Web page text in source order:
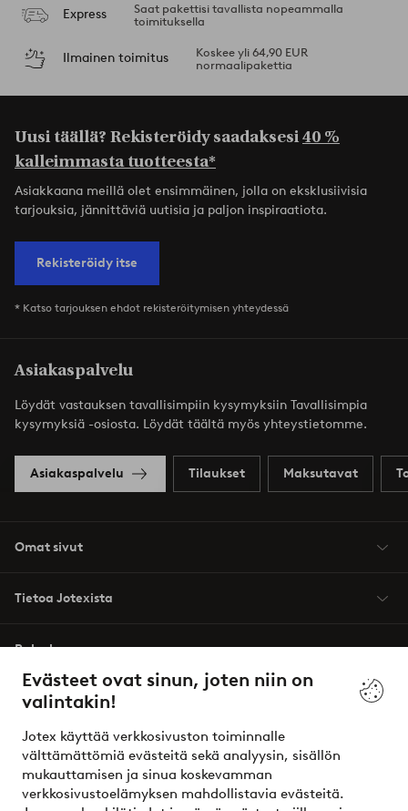
Evästeet ovat sinun, joten niin on
valintakin!
Jotex käyttää verkkosivuston toiminnalle
välttämättömiä evästeitä sekä analyysin, sisällön
mukauttamisen ja sinua koskevamman
verkkosivustoelämyksen mahdollistavia evästeitä.
Express
Saat pakettisi tavallista nopeammalla
toimituksella
Ilmainen toimitus
Koskee yli 64,90 EUR
normaalipakettia
Uusi täällä? Rekisteröidy saadaksesi40 %
kalleimmasta tuotteesta*
Asiakkaana meillä olet ensimmäinen, jolla on eksklusiivisia
tarjouksia, jännittäviä uutisia ja paljon inspiraatiota.
Rekisteröidy itse
* Katso tarjouksen ehdot rekisteröitymisen yhteydessä
Asiakaspalvelu
Löydät vastauksen tavallisimpiin kysymyksiin Tavallisimpia
kysymyksiä -osiosta. Löydät täältä myös yhteystietomme.
Asiakaspalvelu Tilaukset Maksutavat
Omat sivut
Tietoa Jotexista
Palvelumme
Ehdot
Ystävät